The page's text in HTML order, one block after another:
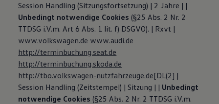
Session Handling (Sitzungsfortsetzung) | 2 Jahre | |
Unbedingt notwendige Cookies (§25 Abs. 2 Nr. 2
TTDSG i.V.m. Art 6 Abs. 1 lit. f) DSGVO). | Rxvt |
www.volkswagen.de www.audi.de
http://terminbuchung.seat.de
http://terminbuchung.skoda.de
http://tbo.volkswagen-nutzfahrzeuge.de[DL(2] |
Session Handling (Zeitstempel) | Sitzung | | Unbedingt
notwendige Cookies (§25 Abs. 2 Nr. 2 TTDSG i.V.m.